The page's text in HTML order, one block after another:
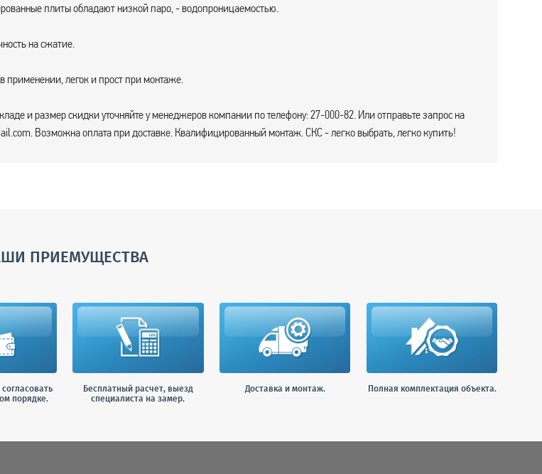
плиты обладают низкой паро, - водопроницаемостью.
на сжатие.
применении, легок и прост при монтаже.
и размер скидки уточняйте у менеджеров компании по телефону: 27-000-82. Или отправьте запрос на
Возможна оплата при доставке. Квалифицированный монтаж. СКС - легко выбрать, легко купить!
ПРИЕМУЩЕСТВА
порядке.
Бесплатный расчет, выезд
специалиста на замер.
Доставка и монтаж. Полная комплектация объекта.